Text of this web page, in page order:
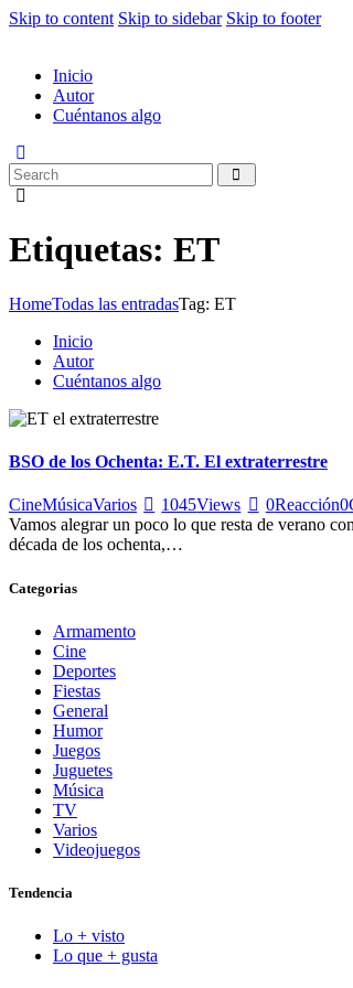
Skip to content Skip to sidebar Skip to footer
Inicio
Autor
Cuéntanos algo
Etiquetas: ET
HomeTodas las entradasTag: ET
Inicio
Autor
Cuéntanos algo
BSO de los Ochenta: E.T. El extraterrestre
CineMúsicaVarios 1045Views 0Reacción0
Vamos alegrar un poco lo que resta de verano
década de los ochenta,…
Categorias
Armamento
Cine
Deportes
Fiestas
General
Humor
Juegos
Juguetes
Música
TV
Varios
Videojuegos
Tendencia
Lo + visto
Lo que + gusta